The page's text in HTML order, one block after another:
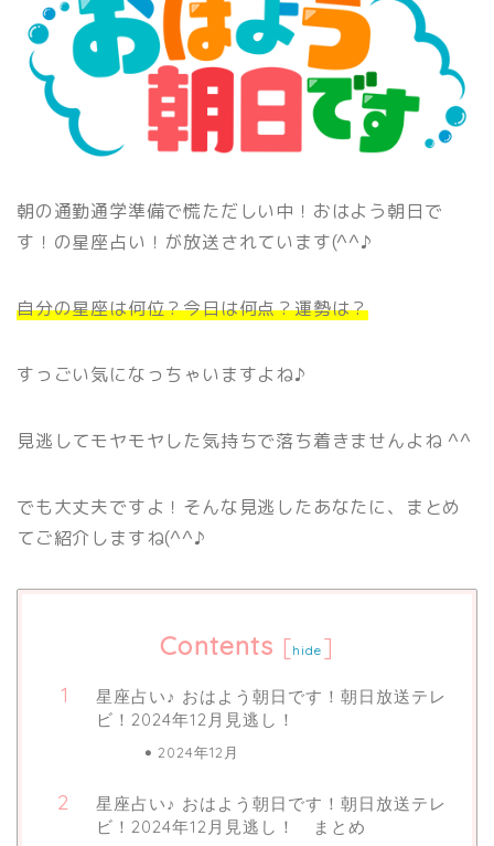
朝の通勤通学準備で慌ただしい中！おはよう朝日で
す！の星座占い！が放送されています(^^♪
自分の星座は何位？今日は何点？運勢は？
すっごい気になっちゃいますよね♪
見逃してモヤモヤした気持ちで落ち着きませんよね ^^
でも大丈夫ですよ！そんな見逃したあなたに、まとめ
てご紹介しますね(^^♪
Contents [hide ]
星座占い♪ おはよう朝日です！朝日放送テレ
ビ！2024年12月見逃し！
2024年12月
星座占い♪ おはよう朝日です！朝日放送テレ
ビ！2024年12月見逃し！ まとめ